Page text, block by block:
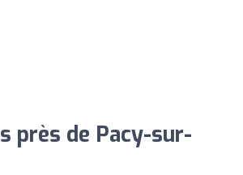
près de Pacy-sur-